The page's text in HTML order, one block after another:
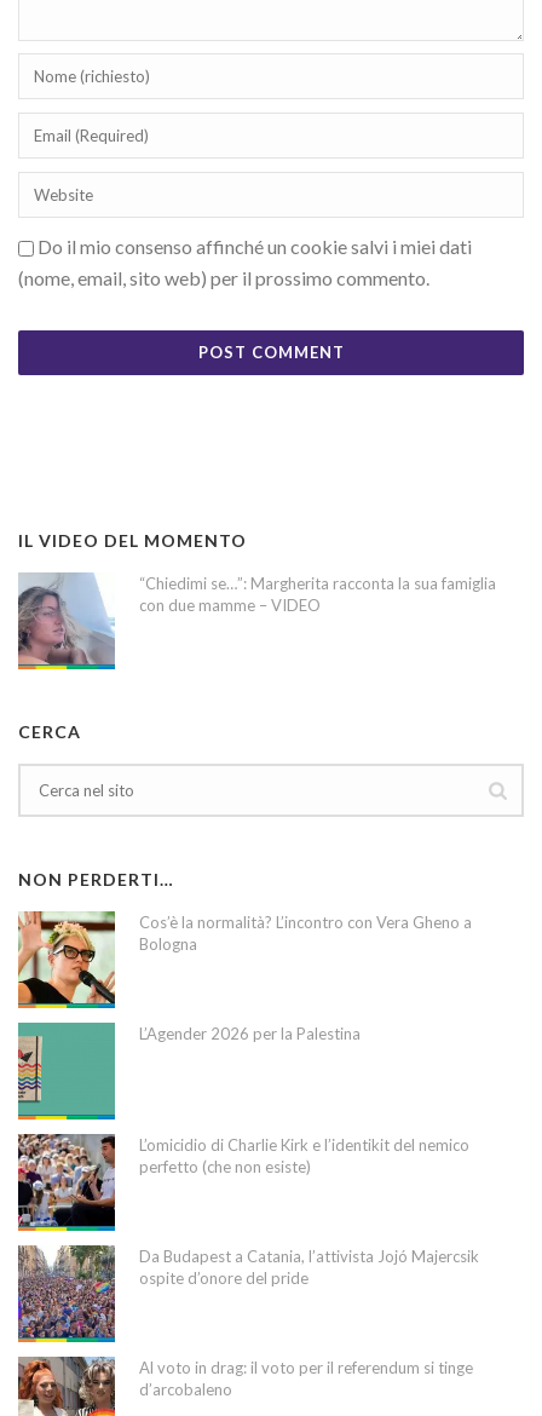
Do il mio consenso affinché un cookie salvi i miei dati
(nome, email, sito web) per il prossimo commento.
IL VIDEO DEL MOMENTO
“Chiedimi se…”: Margherita racconta la sua famiglia
con due mamme – VIDEO
CERCA
NON PERDERTI…
Cos’è la normalità? L’incontro con Vera Gheno a
Bologna
L’Agender 2026 per la Palestina
L’omicidio di Charlie Kirk e l’identikit del nemico
perfetto (che non esiste)
Da Budapest a Catania, l’attivista Jojó Majercsik
ospite d’onore del pride
Al voto in drag: il voto per il referendum si tinge
d’arcobaleno